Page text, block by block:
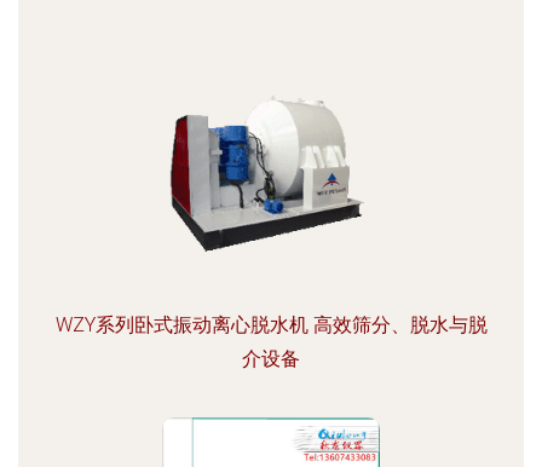
WZY系列卧式振动离心脱水机 高效筛分、脱水与脱
介设备